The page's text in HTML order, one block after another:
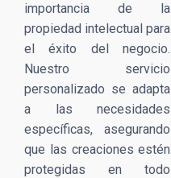
importancia de la
propiedad intelectual para
el éxito del negocio.
Nuestro servicio
personalizado se adapta
a las necesidades
específicas, asegurando
que las creaciones estén
protegidas en todo